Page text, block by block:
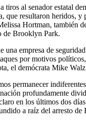
tiros al senador estatal
que resultaron heridos, y
Hortman, también
de Brooklyn Park.
una empresa de
por motivos
el demócrata Mike
permanecer
profundamente
en los últimos dos
a raíz del arresto de